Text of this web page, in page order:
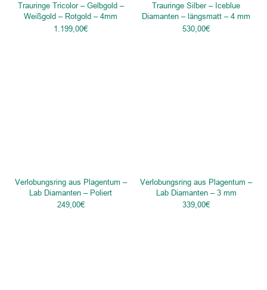
Trauringe Tricolor – Gelbgold –
Weißgold – Rotgold – 4mm
1.199,00€
Trauringe Silber – Iceblue
Diamanten – längsmatt – 4 mm
530,00€
Verlobungsring aus Plagentum –
Lab Diamanten – Poliert
249,00€
Verlobungsring aus Plagentum –
Lab Diamanten – 3 mm
339,00€